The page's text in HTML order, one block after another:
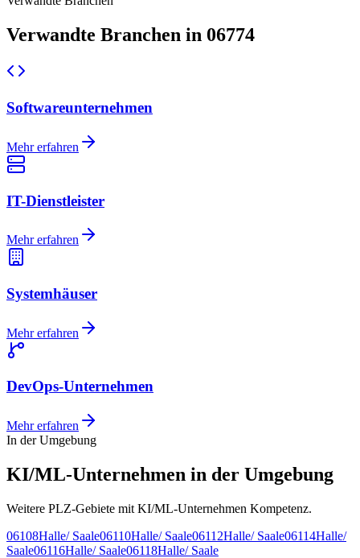
Verwandte Branchen in 06774
Softwareunternehmen
Mehr erfahren
IT-Dienstleister
Mehr erfahren
Systemhäuser
Mehr erfahren
DevOps-Unternehmen
Mehr erfahren
In der Umgebung
KI/ML-Unternehmen in der Umgebung
Weitere PLZ-Gebiete mit KI/ML-Unternehmen Kompetenz.
06108Halle/ Saale06110Halle/ Saale06112Halle/ Saale06114Halle/
Saale06116Halle/ Saale06118Halle/ Saale